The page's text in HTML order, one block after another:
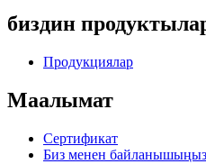
биздин
Продукциялар
Маалымат
Сертификат
Биз менен байланышыңыз